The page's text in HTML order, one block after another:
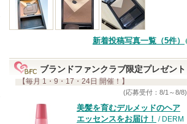
さ
れ
て
ま
新着投稿写真一覧（5件）
ブランドファンクラブ限定プレゼント
【毎月 1・9・17・24日 開催！】
(応募受付：8/1～8/8)
美髪を育むデルメッドのヘア
エッセンスをお届け！ / DERM